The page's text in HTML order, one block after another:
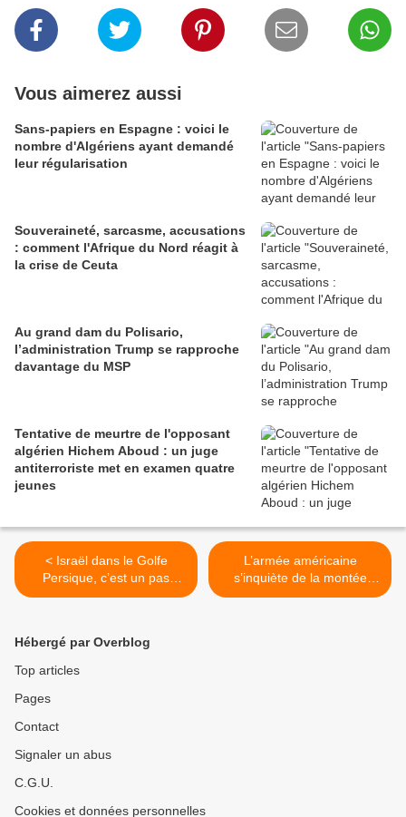
Vous aimerez aussi
Sans-papiers en Espagne : voici le
nombre d'Algériens ayant demandé
leur régularisation
Souveraineté, sarcasme, accusations
: comment l'Afrique du Nord réagit à
la crise de Ceuta
Au grand dam du Polisario,
l’administration Trump se rapproche
davantage du MSP
Tentative de meurtre de l'opposant
algérien Hichem Aboud : un juge
antiterroriste met en examen quatre
jeunes
< Israël dans le Golfe
Persique, c’est un pas
assuré vers la guerre!
L’armée américaine
s’inquiète de la montée
d’influence de la Russie et
Hébergé par Overblog
Top articles
Pages
Contact
Signaler un abus
C.G.U.
Cookies et données personnelles